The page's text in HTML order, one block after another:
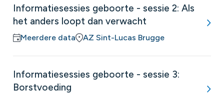
Informatiesessies geboorte - sessie 2: Als
het anders loopt dan verwacht
Meerdere data AZ Sint-Lucas Brugge
Informatiesessies geboorte - sessie 3:
Borstvoeding